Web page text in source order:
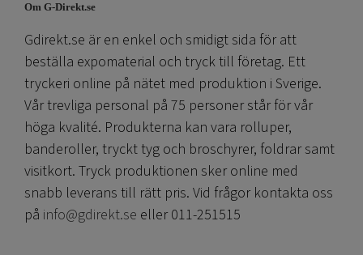
Om G-Direkt.se
Gdirekt.se är en enkel och smidigt sida för att
beställa expomaterial och tryck till företag. Ett
tryckeri online på nätet med produktion i Sverige.
Vår trevliga personal på 75 personer står för vår
höga kvalité. Produkterna kan vara rolluper,
banderoller, tryckt tyg och broschyrer, foldrar samt
visitkort. Tryck produktionen sker online med
snabb leverans till rätt pris. Vid frågor kontakta oss
på info@gdirekt.se eller 011-251515